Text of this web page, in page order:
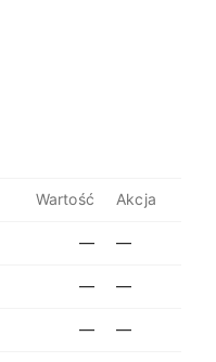
Wartość Akcja
— —
— —
— —